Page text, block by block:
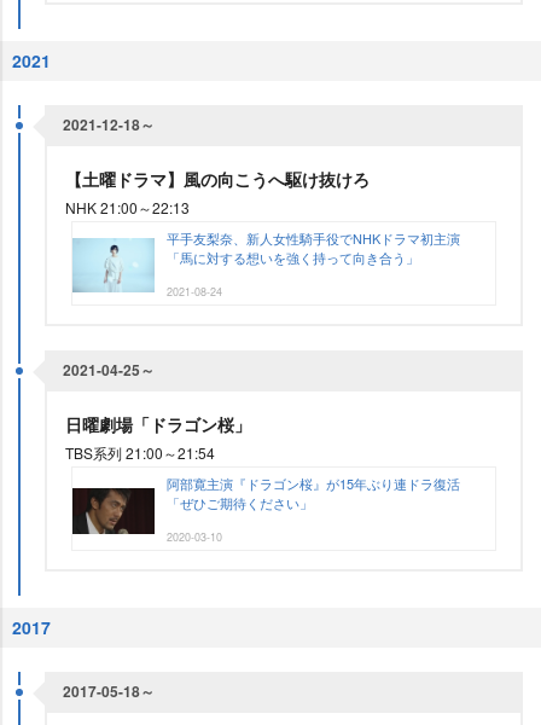
2021
2021-12-18～
【土曜ドラマ】風の向こうへ駆け抜けろ
NHK 21:00～22:13
平手友梨奈、新人女性騎手役でNHKドラマ初主演
「馬に対する想いを強く持って向き合う」
2021-08-24
2021-04-25～
日曜劇場「ドラゴン桜」
TBS系列 21:00～21:54
阿部寛主演『ドラゴン桜』が15年ぶり連ドラ復活
「ぜひご期待ください」
2020-03-10
2017
2017-05-18～